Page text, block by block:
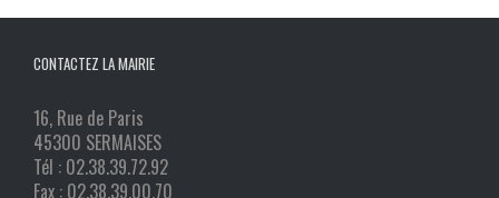
CONTACTEZ LA MAIRIE
16, Rue de Paris
45300 SERMAISES
Tél : 02.38.39.72.92
Fax : 02.38.39.00.70